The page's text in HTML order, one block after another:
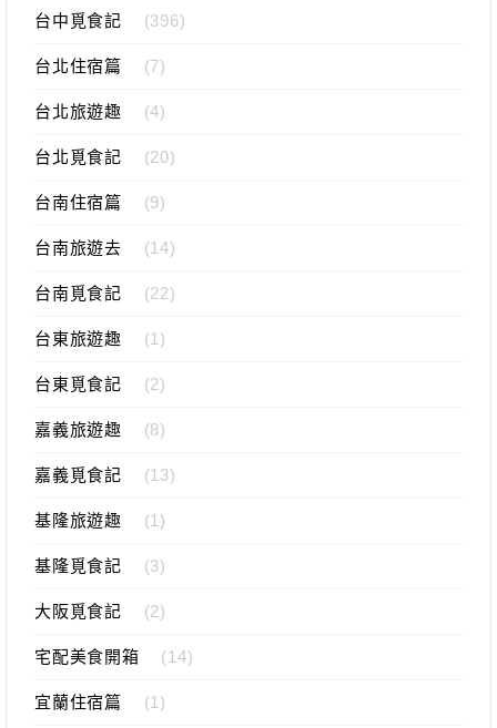
台中覓食記 (396)
台北住宿篇 (7)
台北旅遊趣 (4)
台北覓食記 (20)
台南住宿篇 (9)
台南旅遊去 (14)
台南覓食記 (22)
台東旅遊趣 (1)
台東覓食記 (2)
嘉義旅遊趣 (8)
嘉義覓食記 (13)
基隆旅遊趣 (1)
基隆覓食記 (3)
大阪覓食記 (2)
宅配美食開箱 (14)
宜蘭住宿篇 (1)